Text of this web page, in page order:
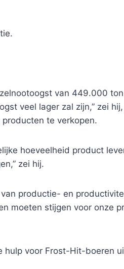
van 449.000 ton
veel lager zal zijn,” zei
te verkopen.
hoeveelheid product
zei hij.
productie- en
moeten stijgen voor onze
hulp voor Frost-Hit-boeren